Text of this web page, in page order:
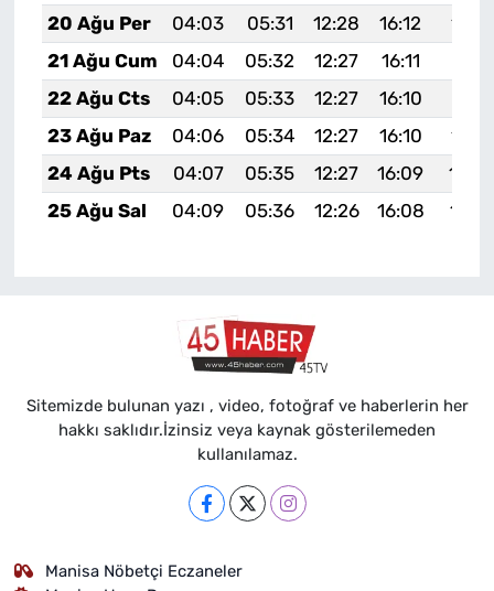
20 Ağu Per
04:03 05:31 12:28 16:12
19:14
21 Ağu Cum
04:04 05:32 12:27 16:11
22 Ağu Cts
04:05 05:33 12:27 16:10
23 Ağu Paz
04:06 05:34 12:27 16:10
19:10
24 Ağu Pts
04:07 05:35 12:27 16:09
25 Ağu Sal
04:09 05:36 12:26 16:08
Sitemizde bulunan yazı , video, fotoğraf ve haberlerin her
hakkı saklıdır.İzinsiz veya kaynak gösterilemeden
kullanılamaz.
Manisa Nöbetçi Eczaneler